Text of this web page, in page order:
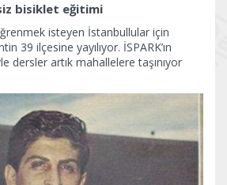
bisiklet eğitimi
isteyen İstanbullular için
39 ilçesine yayılıyor. İSPARK’ın
dersler artık mahallelere taşınıyor